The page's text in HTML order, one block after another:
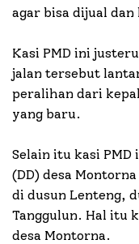
agar bisa dijual
Kasi PMD ini
jalan tersebut
peralihan dari
yang baru.
Selain itu kasi PMD
(DD) desa
di dusun Lenteng,
Tanggulun. Hal itu
desa Montorna.